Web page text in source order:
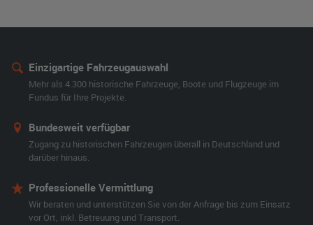
Einzigartige Fahrzeugauswahl
Mehr als 4.300 historische Fahrzeuge, Boote und Flugzeuge im
Fundus für Ihre Projekte.
Bundesweit verfügbar
Zugang zu historischen Fahrzeugen überall in Deutschland und
darüber hinaus.
Professionelle Vermittlung
Wir beraten und unterstützen Sie von der Anfrage bis zum Einsatz
vor Ort, inkl. Betreuung und Transport.